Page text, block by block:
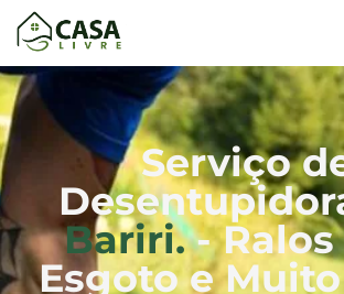
Serviço
Bariri.- Ralos
Esgoto e